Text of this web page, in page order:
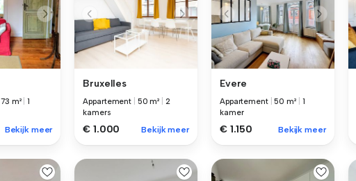
|73 m² |1
Bekijk meer
Bruxelles
Appartement 50 m²
2
kamers
€ 1.000 Bekijk meer
Evere
Appartement |50 m²
1
kamer
€ 1.150 Bekijk meer